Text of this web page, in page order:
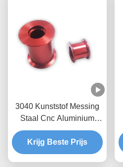
3040 Kunststof Messing
Staal Cnc Aluminium
Onderdelen Freesservice
3 As 4 As 5 As
Krijg Beste Prijs